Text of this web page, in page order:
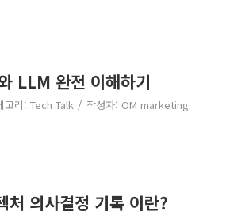
LLM 완전 이해하기
고리: Tech Talk / 작성자: OM marketing
처 의사결정 기록 이란?